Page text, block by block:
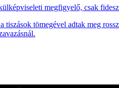
megfigyelő, csak
tiszások tömegével adtak meg